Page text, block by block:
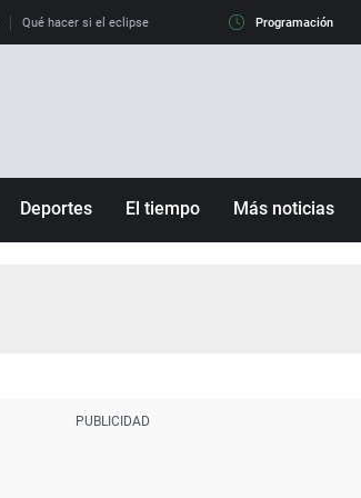
Qué hacer si el eclipse me pilla conduciendo Qué tiempo
Programación
Deportes El tiempo Más noticias